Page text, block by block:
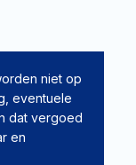
niet op
eventuele
dat vergoed
en